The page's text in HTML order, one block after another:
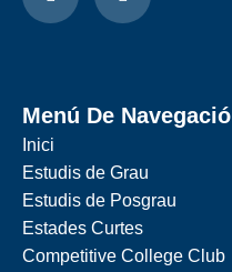
Menú De Navegació
Inici
Estudis de Grau
Estudis de Posgrau
Estades Curtes
Competitive College Club